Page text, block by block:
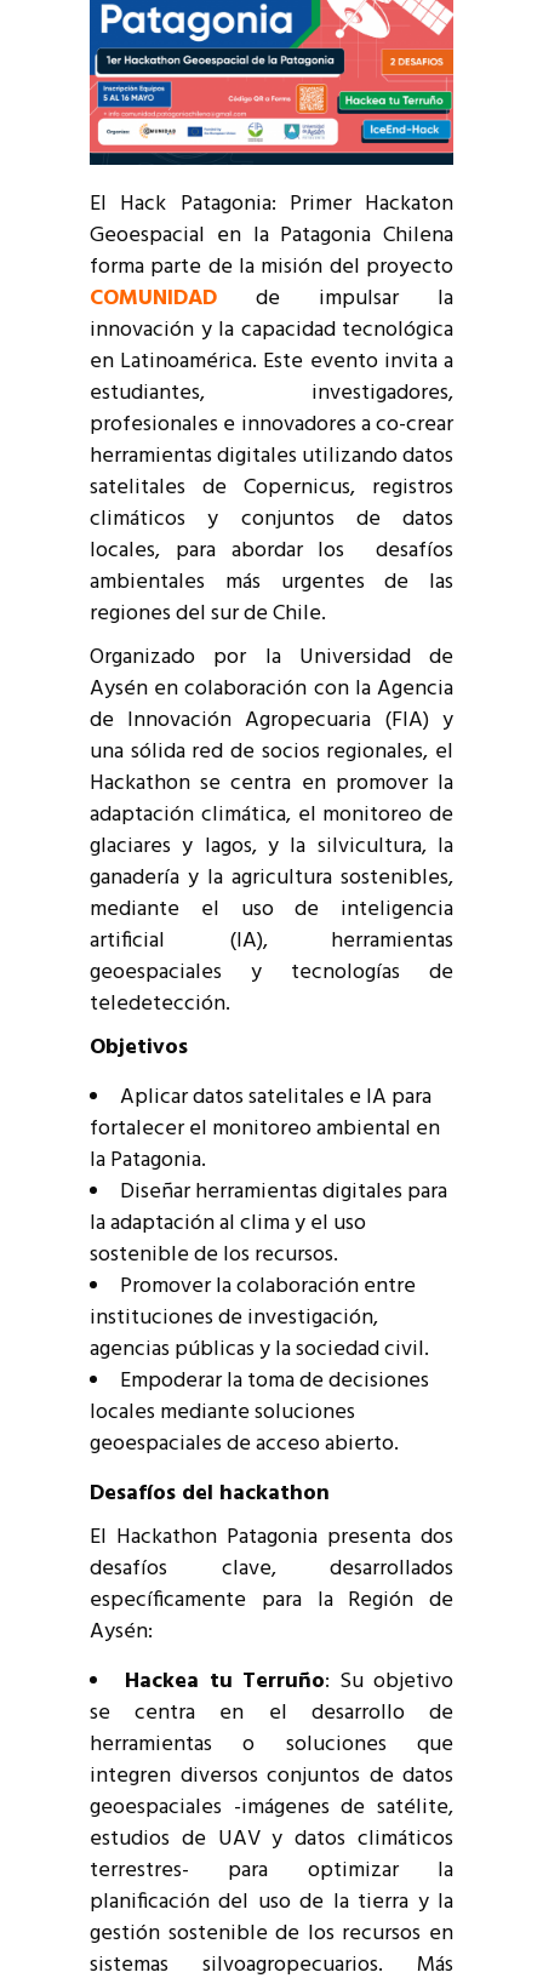
El Hack Patagonia: Primer Hackaton
Geoespacial en la Patagonia Chilena
forma parte de la misión del proyecto
COMUNIDAD de impulsar la
innovación y la capacidad tecnológica
en Latinoamérica. Este evento invita a
estudiantes, investigadores,
profesionales e innovadores a co-crear
herramientas digitales utilizando datos
satelitales de Copernicus, registros
climáticos y conjuntos de datos
locales, para abordar los desafíos
ambientales más urgentes de las
regiones del sur de Chile.
Organizado por la Universidad de
Aysén en colaboración con la Agencia
de Innovación Agropecuaria (FIA) y
una sólida red de socios regionales, el
Hackathon se centra en promover la
adaptación climática, el monitoreo de
glaciares y lagos, y la silvicultura, la
ganadería y la agricultura sostenibles,
mediante el uso de inteligencia
artificial (IA), herramientas
geoespaciales y tecnologías de
teledetección.
Objetivos
Aplicar datos satelitales e IA para
fortalecer el monitoreo ambiental en
la Patagonia.
Diseñar herramientas digitales para
la adaptación al clima y el uso
sostenible de los recursos.
Promover la colaboración entre
instituciones de investigación,
agencias públicas y la sociedad civil.
Empoderar la toma de decisiones
locales mediante soluciones
geoespaciales de acceso abierto.
Desafíos del hackathon
El Hackathon Patagonia presenta dos
desafíos clave, desarrollados
específicamente para la Región de
Aysén:
Hackea tu Terruño: Su objetivo
se centra en el desarrollo de
herramientas o soluciones que
integren diversos conjuntos de datos
geoespaciales -imágenes de satélite,
estudios de UAV y datos climáticos
terrestres- para optimizar la
planificación del uso de la tierra y la
gestión sostenible de los recursos en
sistemas silvoagropecuarios. Más